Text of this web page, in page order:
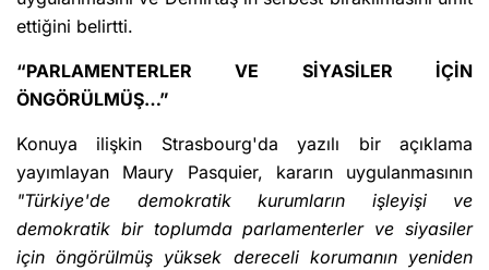
ettiğini belirtti.
“PARLAMENTERLER VE SİYASİLER İÇİN
ÖNGÖRÜLMÜŞ…”
Konuya ilişkin Strasbourg'da yazılı bir açıklama
yayımlayan Maury Pasquier, kararın uygulanmasının
"Türkiye'de demokratik kurumların işleyişi ve
demokratik bir toplumda parlamenterler ve siyasiler
için öngörülmüş yüksek dereceli korumanın yeniden